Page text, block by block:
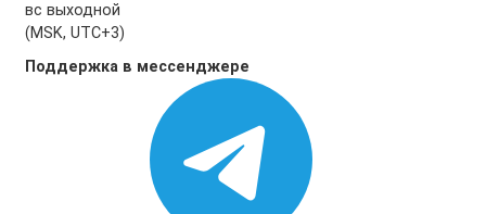
вс выходной
(MSK, UTC+3)
Поддержка в мессенджере